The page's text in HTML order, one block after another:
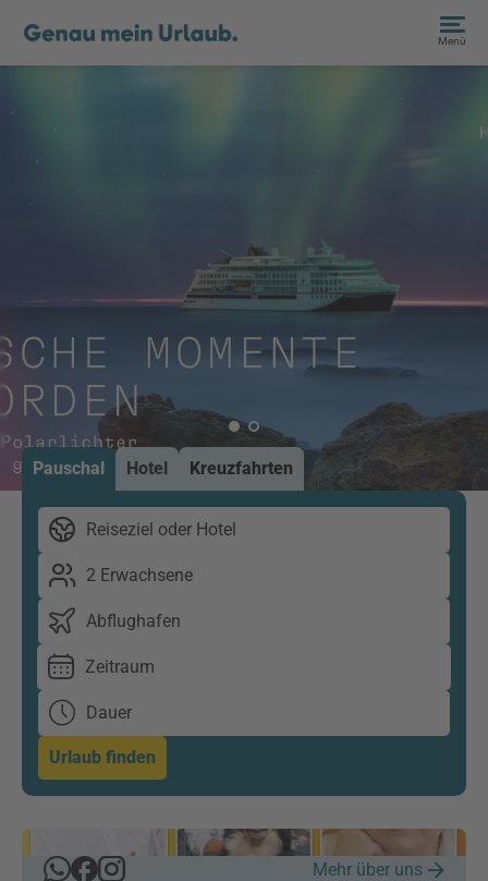
Menü
Pauschal Hotel Kreuzfahrten
Reiseziel oder Hotel
2 Erwachsene
Abflughafen
Zeitraum
Dauer
Urlaub finden
Mehr über uns